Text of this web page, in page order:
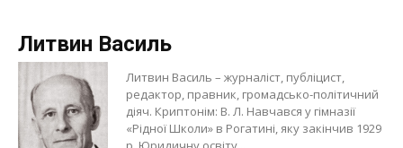
Литвин Василь
Литвин Василь – журналіст, публіцист,
редактор, правник, громадсько-політичний
діяч. Криптонім: В. Л. Навчався у гімназії
«Рідної Школи» в Рогатині, яку закінчив 1929